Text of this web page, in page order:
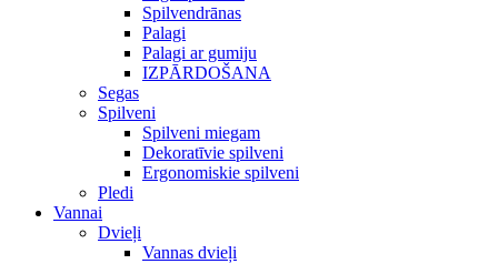
Spilvendrānas
Palagi
Palagi ar gumiju
IZPĀRDOŠANA
Segas
Spilveni
Spilveni miegam
Dekoratīvie spilveni
Ergonomiskie spilveni
Pledi
Vannai
Dvieļi
Vannas dvieļi